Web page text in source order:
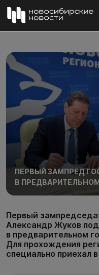
ПЕРВЫЙ ЗАМПРЕД
В
Первый
Александр Жуков
в предварительном
Для прохождения
специально приехал